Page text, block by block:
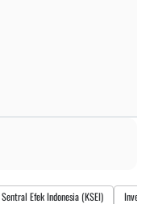
Efek Indonesia (KSEI)